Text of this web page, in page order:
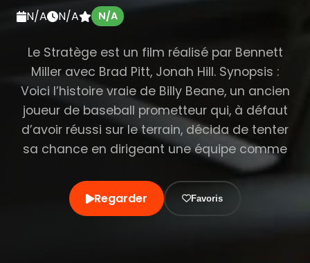
N/A N/A N/A
Le Stratège est un film réalisé par Bennett
Miller avec Brad Pitt, Jonah Hill. Synopsis :
Voici l’histoire vraie de Billy Beane, un ancien
joueur de baseball prometteur qui, à défaut
d’avoir réussi sur le terrain, décida de tenter
sa chance en dirigeant une équipe comme
Regarder Favoris